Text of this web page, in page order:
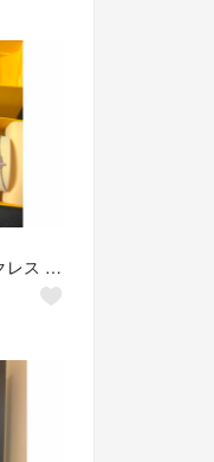
Swarovski ネックレス ブレスレット ピンク リボンセット売り